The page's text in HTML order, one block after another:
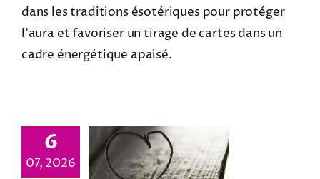
dans les traditions ésotériques pour protéger
l'aura et favoriser un tirage de cartes dans un
cadre énergétique apaisé.
6
07, 2026